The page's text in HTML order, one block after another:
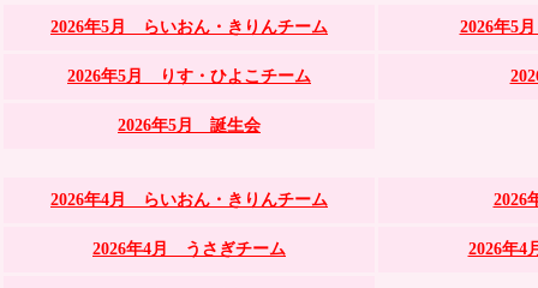
2026年5月 らいおん・きりんチーム 2026年5
2026年5月 りす・ひよこチーム
2026年5月 誕生会
2026年4月 らいおん・きりんチーム 2026
2026年4月 うさぎチーム 2026年4